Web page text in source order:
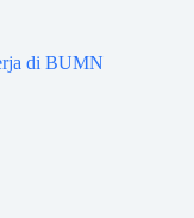
di BUMN